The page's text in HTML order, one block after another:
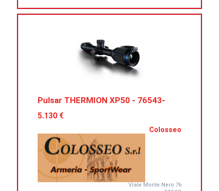
Pulsar THERMION XP50 - 76543-
5.130 €
Colosseo
Viale Monte Nero 76